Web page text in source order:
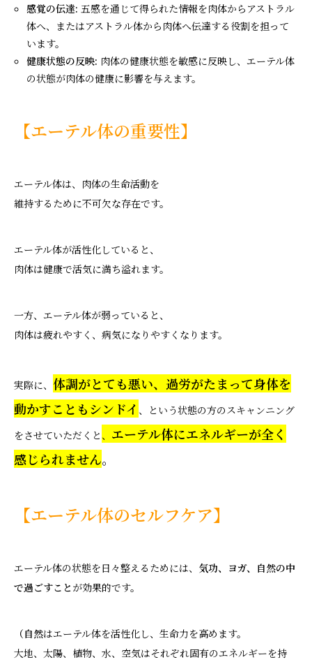
感覚の伝達: 五感を通じて得られた情報を肉体からアストラル
体へ、またはアストラル体から肉体へ伝達する役割を担って
います。
健康状態の反映: 肉体の健康状態を敏感に反映し、エーテル体
の状態が肉体の健康に影響を与えます。
【エーテル体の重要性】
エーテル体は、肉体の生命活動を
維持するために不可欠な存在です。
エーテル体が活性化していると、
肉体は健康で活気に満ち溢れます。
一方、エーテル体が弱っていると、
肉体は疲れやすく、病気になりやすくなります。
実際に、 体調がとても悪い、過労がたまって身体を
動かすこともシンドイ 、という状態の方のスキャンニング
をさせていただくと、 エーテル体にエネルギーが全く
感じられません。
【エーテル体のセルフケア】
エーテル体の状態を日々整えるためには、 気功、ヨガ、自然の中
で過ごすこと が効果的です。
（自然はエーテル体を活性化し、生命力を高めます。
大地、太陽、植物、水、空気はそれぞれ固有のエネルギーを持